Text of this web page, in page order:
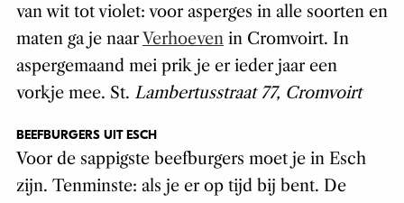
van wit tot violet: voor asperges in alle soorten en
maten ga je naarVerhoevenin Cromvoirt. In
aspergemaand mei prik je er ieder jaar een
vorkje mee. St. Lambertusstraat 77, Cromvoirt
BEEFBURGERS UIT ESCH
Voor de sappigste beefburgers moet je in Esch
zijn. Tenminste: als je er op tijd bij bent. De